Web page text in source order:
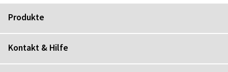
Produkte
Kontakt & Hilfe